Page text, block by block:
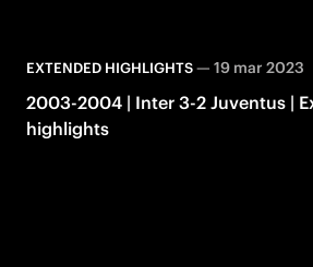
EXTENDED HIGHLIGHTS— 19 mar 2023
2003-2004 | Inter 3-2 Juventus |
highlights